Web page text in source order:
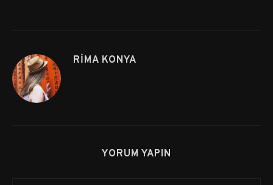
RIMA KONYA
YORUM YAPIN